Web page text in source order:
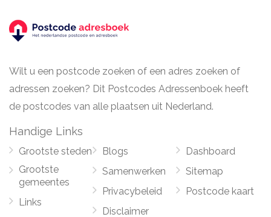
Wilt u een postcode zoeken of een adres zoeken of
adressen zoeken? Dit Postcodes Adressenboek heeft
de postcodes van alle plaatsen uit Nederland.
Handige Links
Grootste steden
Grootste
gemeentes
Links
Blogs
Samenwerken
Privacybeleid
Disclaimer
Dashboard
Sitemap
Postcode kaart